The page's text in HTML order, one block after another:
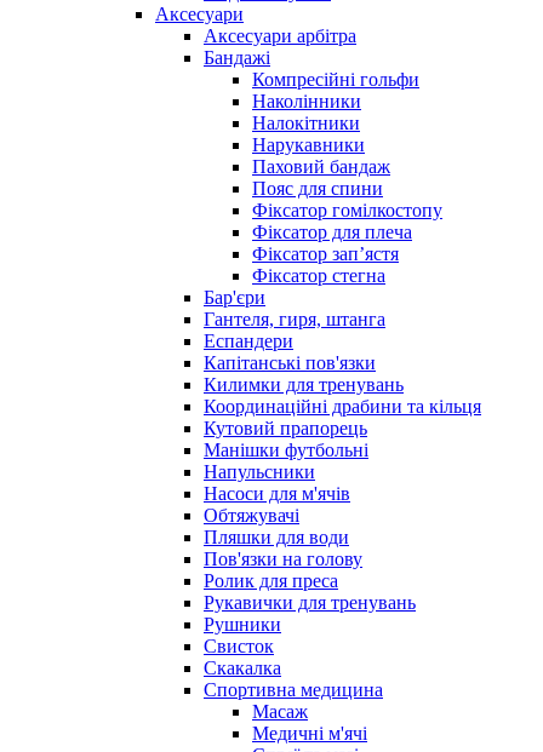
Аксесуари
Аксесуари арбітра
Бандажі
Компресійні гольфи
Наколінники
Налокітники
Нарукавники
Паховий бандаж
Пояс для спини
Фіксатор гомілкостопу
Фіксатор для плеча
Фіксатор запʼястя
Фіксатор стегна
Бар'єри
Гантеля, гиря, штанга
Еспандери
Капітанські пов'язки
Килимки для тренувань
Координаційні драбини та кільця
Кутовий прапорець
Манішки футбольні
Напульсники
Насоси для м'ячів
Обтяжувачі
Пляшки для води
Пов'язки на голову
Ролик для преса
Рукавички для тренувань
Рушники
Свисток
Скакалка
Спортивна медицина
Масаж
Медичні м'ячі